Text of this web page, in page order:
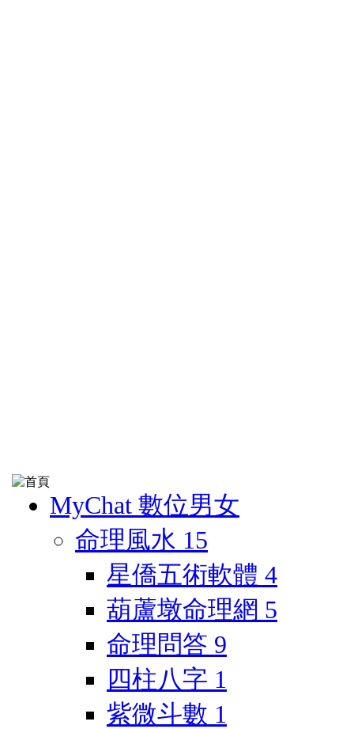
MyChat 數位男女
命理風水 15
星僑五術軟體 4
葫蘆墩命理網 5
命理問答 9
四柱八字 1
紫微斗數 1